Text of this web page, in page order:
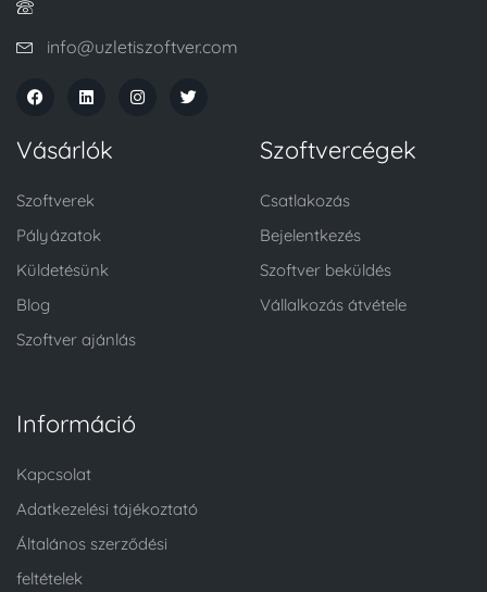
info@uzletiszoftver.com
Vásárlók
Szoftverek
Pályázatok
Küldetésünk
Blog
Szoftver ajánlás
Szoftvercégek
Csatlakozás
Bejelentkezés
Szoftver beküldés
Vállalkozás átvétele
Információ
Kapcsolat
Adatkezelési tájékoztató
Általános szerződési
feltételek